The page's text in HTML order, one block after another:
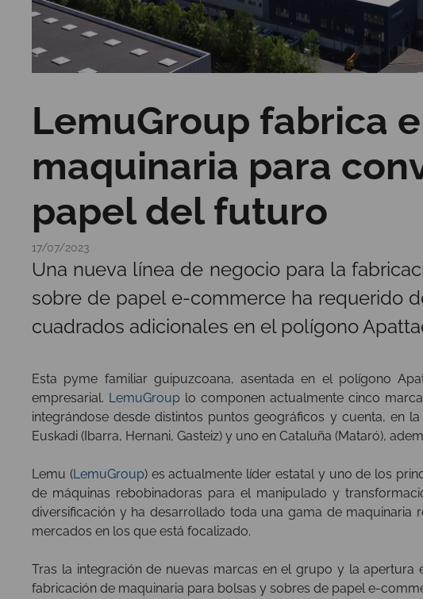
LemuGroup fabrica
maquinaria para
papel del futuro
17/07/2023
Una nueva línea de negocio para la
sobre de papel e-commerce ha requerido
cuadrados adicionales en el polígono
Esta pyme familiar guipuzcoana, asentada en el polígono
empresarial. LemuGroup lo componen actualmente cinco
integrándose desde distintos puntos geográficos y cuenta, en
Euskadi (Ibarra, Hernani, Gasteiz) y uno en Cataluña (Mataró),
Lemu (LemuGroup) es actualmente líder estatal y uno de los
de máquinas rebobinadoras para el manipulado y
diversificación y ha desarrollado toda una gama de maquinaria
mercados en los que está focalizado.
Tras la integración de nuevas marcas en el grupo y la apertura
fabricación de maquinaria para bolsas y sobres de papel e-